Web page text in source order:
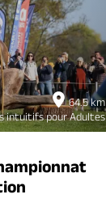
64.5 km
intuitifs pour Adultes